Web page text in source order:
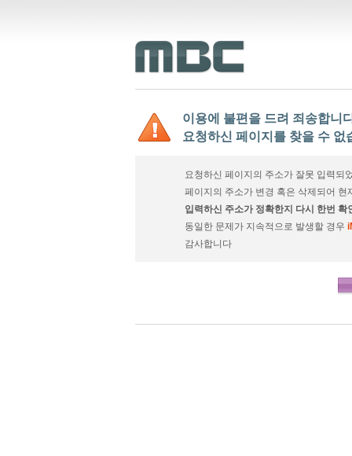
이용에 불편을 드려 죄송합니
요청하신 페이지를 찾을 수 없
요청하신 페이지의 주소가 잘못 입력되
페이지의 주소가 변경 혹은 삭제되어 현
입력하신 주소가 정확한지 다시 한번 확
동일한 문제가 지속적으로 발생할 경우
감사합니다